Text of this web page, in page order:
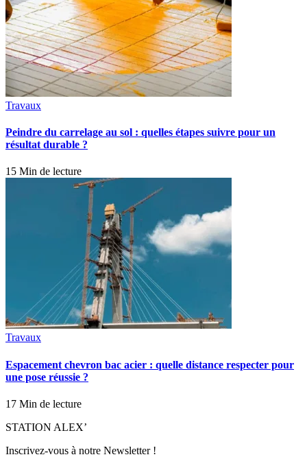
Travaux
Peindre du carrelage au sol : quelles étapes suivre pour un
résultat durable ?
15 Min de lecture
Travaux
Espacement chevron bac acier : quelle distance respecter pour
une pose réussie ?
17 Min de lecture
STATION ALEX’
Inscrivez-vous à notre Newsletter !